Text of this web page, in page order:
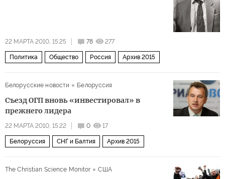
22 МАРТА 2010, 15:25 78 277
Политика Общество Россия Архив 2015
Белорусские новости Белоруссия
Съезд ОГП вновь «инвестировал» в
прежнего лидера
22 МАРТА 2010, 15:22 0 17
Белоруссия СНГ и Балтия Архив 2015
The Christian Science Monitor США